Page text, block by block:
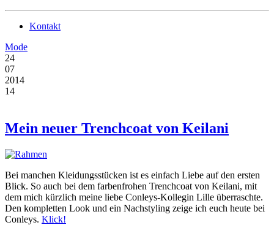
Kontakt
Mode
24
07
2014
14
Mein neuer Trenchcoat von Keilani
Bei manchen Kleidungsstücken ist es einfach Liebe auf den ersten
Blick. So auch bei dem farbenfrohen Trenchcoat von Keilani, mit
dem mich kürzlich meine liebe Conleys-Kollegin Lille überraschte.
Den kompletten Look und ein Nachstyling zeige ich euch heute bei
Conleys. Klick!